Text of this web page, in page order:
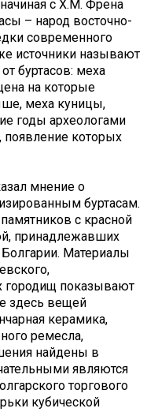
с X.М. Френа
– народ восточно-
современного
источники называют
буртасов: меха
на которые
меха куницы,
годы археологами
которых
мнение о
буртасам.
с красной
принадлежавших
Материалы
городищ показывают
здесь вещей
керамика,
ремесла,
найдены в
являются
торгового
кубической